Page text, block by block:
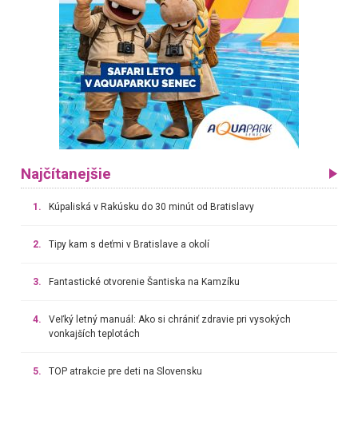
Najčítanejšie
1. Kúpaliská v Rakúsku do 30 minút od Bratislavy
2. Tipy kam s deťmi v Bratislave a okolí
3. Fantastické otvorenie Šantiska na Kamzíku
4.
Veľký letný manuál: Ako si chrániť zdravie pri vysokých
vonkajších teplotách
5. TOP atrakcie pre deti na Slovensku